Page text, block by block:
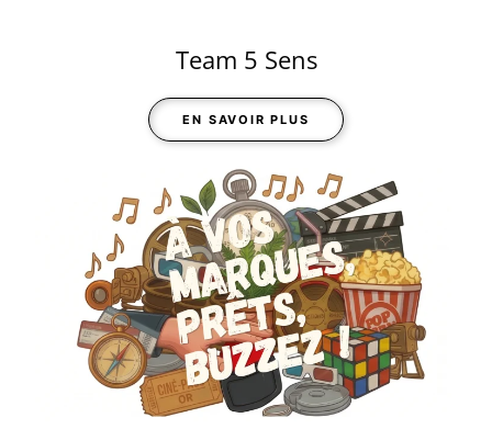
Team 5 Sens
EN SAVOIR PLUS